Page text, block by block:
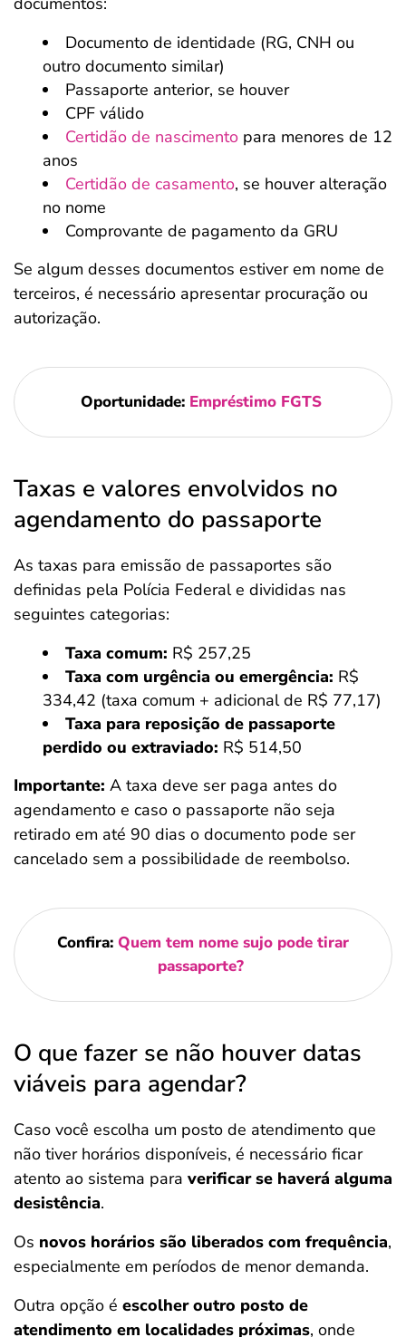
Documento de identidade (RG, CNH ou
outro documento similar)
Passaporte anterior, se houver
CPF válido
Certidão de nascimento para menores de 12
anos
Certidão de casamento, se houver alteração
no nome
Comprovante de pagamento da GRU
Se algum desses documentos estiver em nome de
terceiros, é necessário apresentar procuração ou
autorização.
Oportunidade: Empréstimo FGTS
Taxas e valores envolvidos no
agendamento do passaporte
As taxas para emissão de passaportes são
definidas pela Polícia Federal e divididas nas
seguintes categorias:
Taxa comum: R$ 257,25
Taxa com urgência ou emergência: R$
334,42 (taxa comum + adicional de R$ 77,17)
Taxa para reposição de passaporte
perdido ou extraviado: R$ 514,50
Importante: A taxa deve ser paga antes do
agendamento e caso o passaporte não seja
retirado em até 90 dias o documento pode ser
cancelado sem a possibilidade de reembolso.
Confira: Quem tem nome sujo pode tirar
passaporte?
O que fazer se não houver datas
viáveis para agendar?
Caso você escolha um posto de atendimento que
não tiver horários disponíveis, é necessário ficar
atento ao sistema para verificar se haverá alguma
desistência.
Os novos horários são liberados com frequência,
especialmente em períodos de menor demanda.
Outra opção é escolher outro posto de
atendimento em localidades próximas, onde